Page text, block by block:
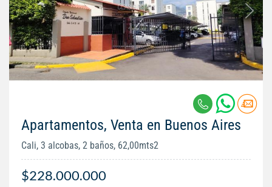
Apartamentos, Venta en Buenos Aires
Cali, 3 alcobas, 2 baños, 62,00mts2
$228.000.000